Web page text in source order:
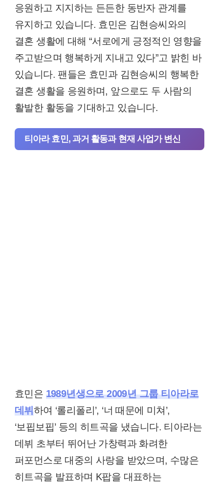
응원하고 지지하는 든든한 동반자 관계를
유지하고 있습니다. 효민은 김현승씨와의
결혼 생활에 대해 “서로에게 긍정적인 영향을
주고받으며 행복하게 지내고 있다”고 밝힌 바
있습니다. 팬들은 효민과 김현승씨의 행복한
결혼 생활을 응원하며, 앞으로도 두 사람의
활발한 활동을 기대하고 있습니다.
티아라 효민, 과거 활동과 현재 사업가 변신
효민은 1989년생으로 2009년 그룹 티아라로
데뷔하여 ‘롤리폴리’, ‘너 때문에 미쳐’,
‘보핍보핍’ 등의 히트곡을 냈습니다. 티아라는
데뷔 초부터 뛰어난 가창력과 화려한
퍼포먼스로 대중의 사랑을 받았으며, 수많은
히트곡을 발표하며 K팝을 대표하는